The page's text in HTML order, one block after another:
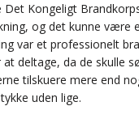
Det Kongeligt
og det kunne
var et professionelt
deltage, da de skulle
tilskuere mere end
uden lige.